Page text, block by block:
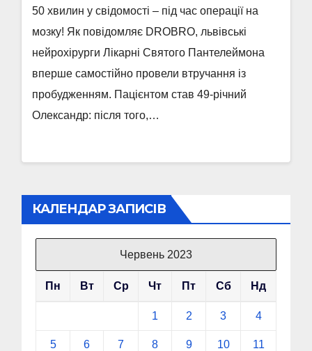
50 хвилин у свідомості – під час операції на
мозку! Як повідомляє DROBRO, львівські
нейрохірурги Лікарні Святого Пантелеймона
вперше самостійно провели втручання із
пробудженням. Пацієнтом став 49-річний
Олександр: після того,…
КАЛЕНДАР ЗАПИСІВ
Червень 2023
Пн Вт Ср Чт Пт Сб Нд
1 2 3 4
5 6 7 8 9 10 11